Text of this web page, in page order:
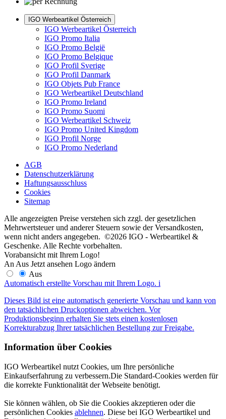
IGO Werbeartikel Österreich
IGO Werbeartikel Österreich
IGO Promo Italia
IGO Promo België
IGO Promo Belgique
IGO Profil Sverige
IGO Profil Danmark
IGO Objets Pub France
IGO Werbeartikel Deutschland
IGO Promo Ireland
IGO Promo Suomi
IGO Werbeartikel Schweiz
IGO Promo United Kingdom
IGO Profil Norge
IGO Promo Nederland
AGB
Datenschutzerklärung
Haftungsausschluss
Cookies
Sitemap
Alle angezeigten Preise verstehen sich zzgl. der gesetzlichen
Mehrwertsteuer und anderer Steuern sowie der Versandkosten,
wenn nicht anders angegeben. ©2026 IGO - Werbeartikel &
Geschenke. Alle Rechte vorbehalten.
Vorabansicht mit Ihrem Logo!
An Aus Jetzt ansehen Logo ändern
Aus
Automatisch erstellte Vorschau mit Ihrem Logo. i
Dieses Bild ist eine automatisch generierte Vorschau und kann von
den tatsächlichen Druckoptionen abweichen. Vor
Produktionsbeginn erhalten Sie stets einen kostenlosen
Korrekturabzug Ihrer tatsächlichen Bestellung zur Freigabe.
Information über Cookies
IGO Werbeartikel nutzt Cookies, um Ihre persönliche
Einkaufserfahrung zu verbessern.Die Standard-Cookies werden für
die korrekte Funktionalität der Webseite benötigt.
Sie können wählen, ob Sie die Cookies akzeptieren oder die
persönlichen Cookies ablehnen. Diese bei IGO Werbeartikel und